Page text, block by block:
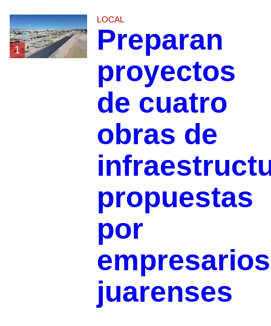
1
LOCAL
Preparan
proyectos
de cuatro
obras de
propuestas
por
empresarios
juarenses